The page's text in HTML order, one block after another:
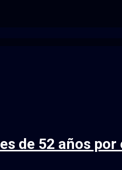
de 52 años